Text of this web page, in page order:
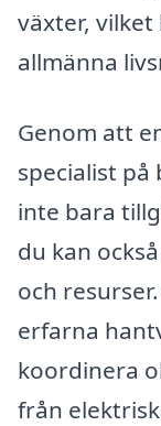
växter,
allmänna
Genom att
specialist på
inte bara
du kan
och
erfarna
koordinera
från